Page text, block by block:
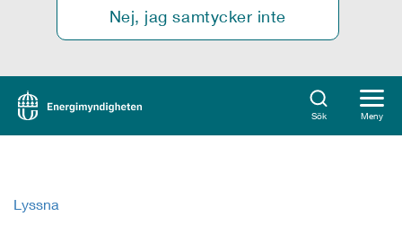
Nej, jag samtycker inte
Sök Meny
Lyssna